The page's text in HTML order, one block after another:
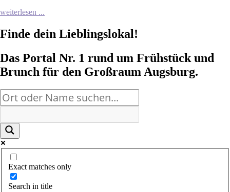
weiterlesen ...
Finde dein Lieblingslokal!
Das Portal Nr. 1 rund um Frühstück und
Brunch für den Großraum Augsburg.
Exact matches only
Search in title